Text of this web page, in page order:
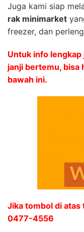
Juga kami siap
rak minimarket
freezer, dan
Untuk info
janji bertemu, bisa
bawah ini.
Jika tombol di
0477-4556